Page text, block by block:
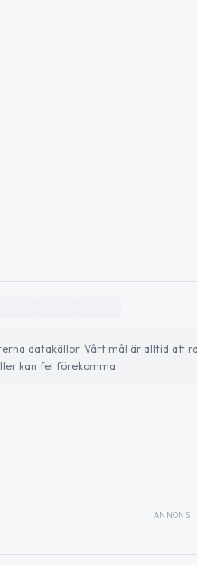
datakällor. Vårt mål är alltid att
kan fel förekomma.
ANNONS